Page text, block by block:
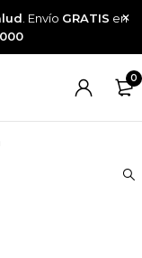
. Envío GRATIS en
0